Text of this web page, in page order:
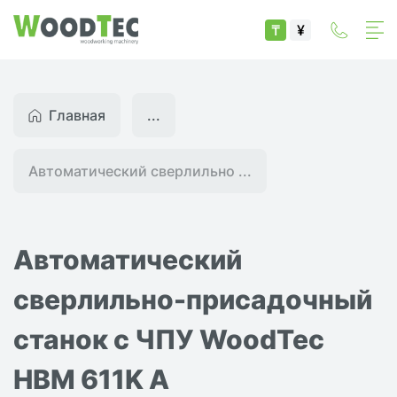
₸ ¥
Главная
Автоматический сверлильно ...
...
Автоматический
сверлильно-присадочный
станок с ЧПУ WoodTec
HBM 611K A